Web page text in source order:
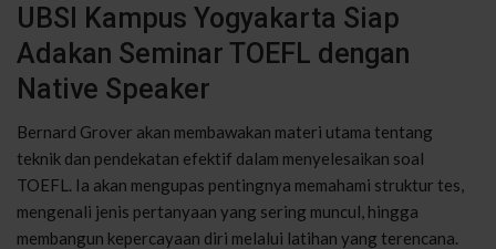
UBSI Kampus Yogyakarta Siap
Adakan Seminar TOEFL dengan
Native Speaker
Bernard Grover akan membawakan materi utama tentang
teknik dan pendekatan efektif dalam menyelesaikan soal
TOEFL. Ia akan mengupas pentingnya memahami struktur tes,
mengenali jenis pertanyaan yang sering muncul, hingga
membangun kepercayaan diri melalui latihan yang terencana.